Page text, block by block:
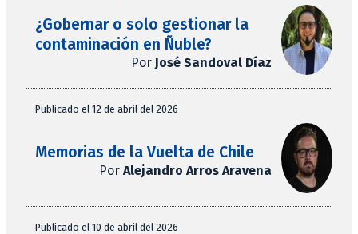
¿Gobernar o solo gestionar la
contaminación en Ñuble?
Por José Sandoval Díaz
Publicado el 12 de abril del 2026
Memorias de la Vuelta de Chile
Por Alejandro Arros Aravena
Publicado el 10 de abril del 2026